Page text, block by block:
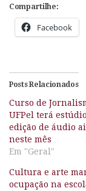
Compartilhe:
Facebook
Posts Relacionados
Curso de
UFPel terá
edição de áudio
neste mês
Em "Geral"
Cultura e arte
ocupação na